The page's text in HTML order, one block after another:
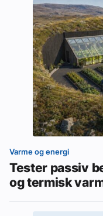
Varme og energi
Tester passiv
og termisk